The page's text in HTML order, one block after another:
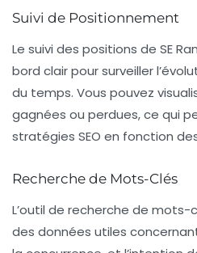
Suivi de Positionnement
Le suivi des positions de SE
bord clair pour surveiller
du temps. Vous pouvez
gagnées ou perdues, ce qui
stratégies SEO en fonction
Recherche de Mots-Clés
L’outil de recherche de mots-
des données utiles